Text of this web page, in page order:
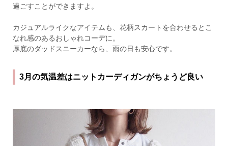
過ごすことができますよ。
カジュアルライクなアイテムも、花柄スカートを合わせるとこ
なれ感のあるおしゃれコーデに。
厚底のダッドスニーカーなら、雨の日も安心です。
3月の気温差はニットカーディガンがちょうど良い